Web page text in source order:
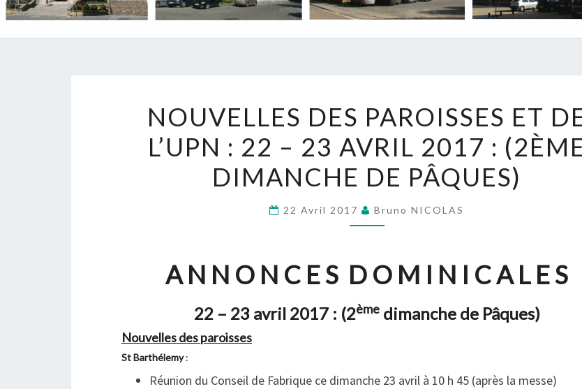
DES
PAROISSES
ET
DE
L’UPN
:
23
AVRIL
NOUVELLES DES PAROISSES ET
L’UPN : 22 – 23 AVRIL 2017 :
DIMANCHE DE PÂQUES)
22 Avril 2017 Bruno NICOLAS
A N N O N C E S D O M I N I C A L E S
22 – 23 avril 2017 : (2èmedimanche de Pâques)
Nouvelles des paroisses
St Barthélemy:
Réunion du Conseil de Fabrique ce dimanche 23 avril à 10 h 45 (après la messe)